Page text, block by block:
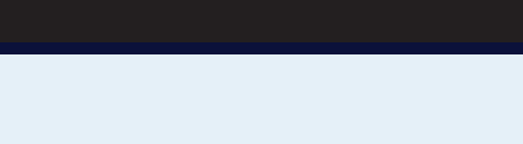
Directions